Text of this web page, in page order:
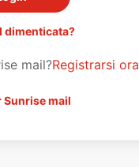
dimenticata?
mail?Registrarsi ora
Sunrise mail